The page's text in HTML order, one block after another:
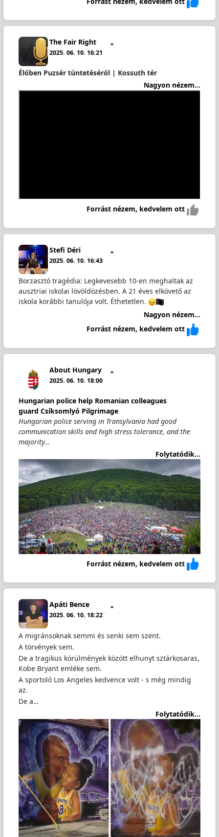
The Fair Right
2025. 06. 10. 16:21
Élőben Puzsér tüntetéséről | Kossuth tér
Nagyon nézem...
Forrást nézem, kedvelem ott
Stefi Déri
2025. 06. 10. 16:43
Borzasztó tragédia: Legkevesebb 10-en meghaltak az
ausztriai iskolai lövöldözésben. A 21 éves elkövető az
iskola korábbi tanulója volt. Éthetetlen.
Nagyon nézem...
Forrást nézem, kedvelem ott
About Hungary
2025. 06. 10. 18:00
Hungarian police help Romanian colleagues
guard Csíksomlyó Pilgrimage
Hungarian police serving in Transylvania had good
communication skills and high stress tolerance, and the
majority…
Folytatódik...
Forrást nézem, kedvelem ott
Apáti Bence
2025. 06. 10. 18:22
A migránsoknak semmi és senki sem szent.
A törvények sem.
De a tragikus körülmények között elhunyt sztárkosaras,
Kobe Bryant emléke sem.
A sportoló Los Angeles kedvence volt - s még mindig
az.
De a…
Folytatódik...